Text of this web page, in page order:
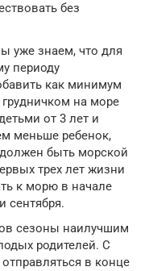
без
уже знаем, что для
периоду
как минимум
на море
от 3 лет и
меньше ребенок,
быть морской
трех лет жизни
к морю в начале
сентября.
сезоны наилучшим
родителей. С
в конце